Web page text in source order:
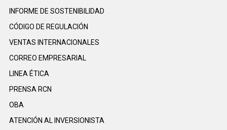
INFORME DE SOSTENIBILIDAD
CÓDIGO DE REGULACIÓN
VENTAS INTERNACIONALES
CORREO EMPRESARIAL
LINEA ÉTICA
PRENSA RCN
OBA
ATENCIÓN AL INVERSIONISTA